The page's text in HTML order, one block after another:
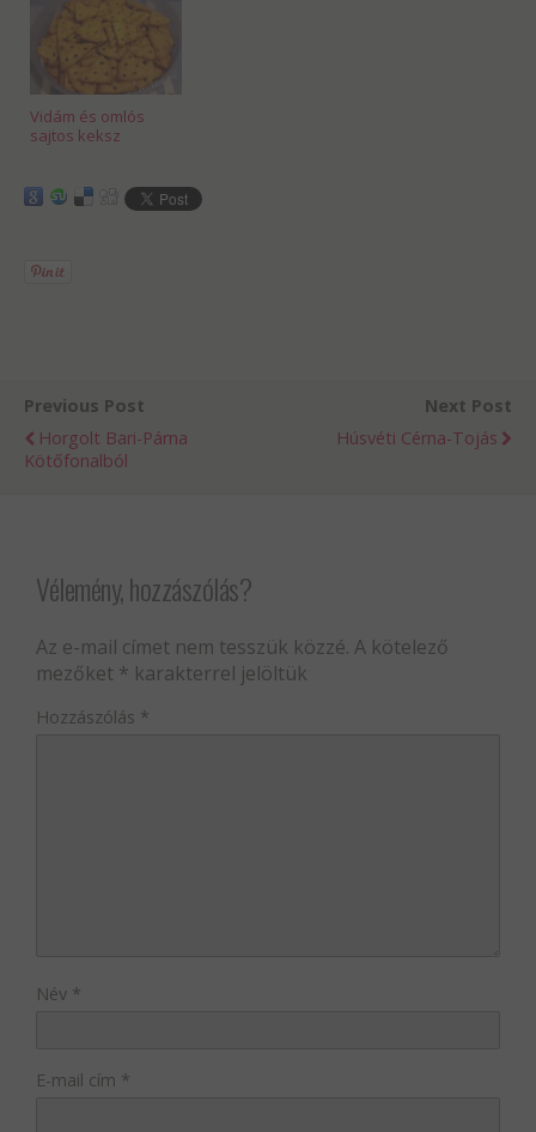
Vidám és omlós
sajtos keksz
Previous Post
Horgolt Bari-Párna
Kötőfonalból
Next Post
Húsvéti Cérna-Tojás
Vélemény, hozzászólás?
Az e-mail címet nem tesszük közzé. A kötelező
mezőket * karakterrel jelöltük
Hozzászólás *
Név *
E-mail cím *